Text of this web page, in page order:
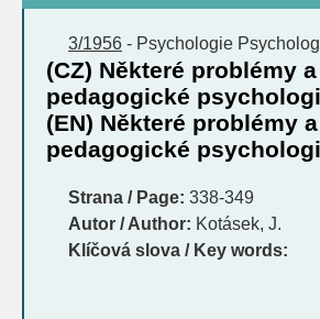
3/1956 - Psychologie
(CZ) Některé problémy
pedagogické
(EN) Některé problémy
pedagogické
Strana / Page: 338-349
Autor / Author: Kotásek, J.
Klíčová slova / Key words: